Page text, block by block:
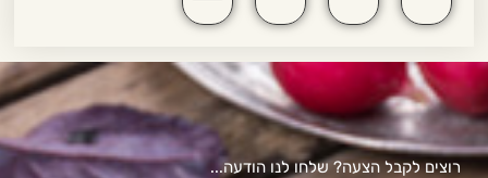
רוצים לקבל הצעה? שלחו לנו הודעה...